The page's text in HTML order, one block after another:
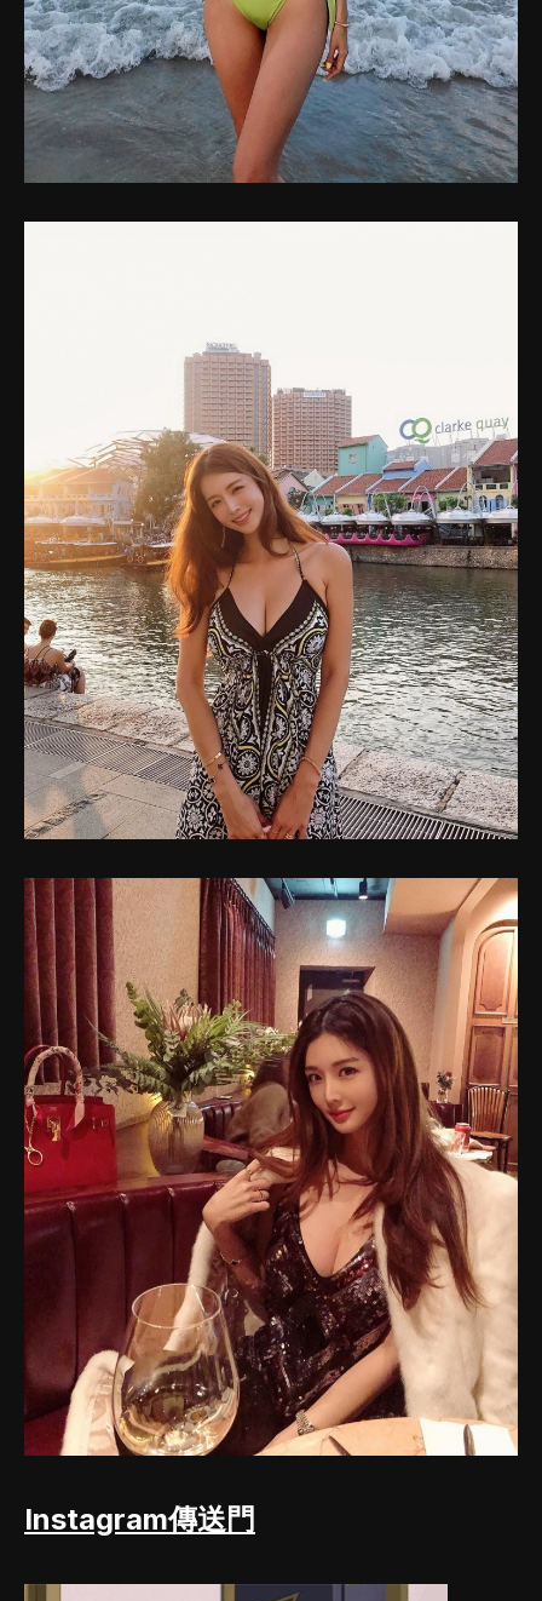
Instagram傳送門